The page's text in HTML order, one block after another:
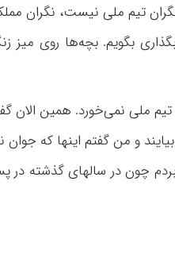
نگران تیم ملی نیست، نگران
بگویم. بچه‌ها روی میز
تیم ملی نمی‌خورد. همین الان
و من گفتم اینها که جوان
چون در سالهای گذشته